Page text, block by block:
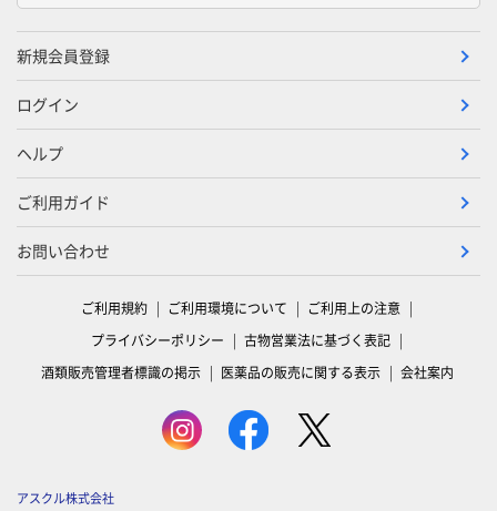
新規会員登録
ログイン
ヘルプ
ご利用ガイド
お問い合わせ
ご利用規約 ご利用環境について
ご利用上の注意
プライバシーポリシー
古物営業法に基づく表記
酒類販売管理者標識の掲示
医薬品の販売に関する表示 会社案内
アスクル株式会社